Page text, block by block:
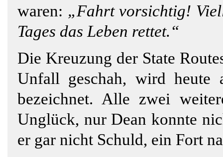
waren: „Fahrt vorsichtig!
Tages das Leben rettet.“
Die Kreuzung der State
Unfall geschah, wird heute
bezeichnet. Alle zwei
Unglück, nur Dean konnte
er gar nicht Schuld, ein Fort